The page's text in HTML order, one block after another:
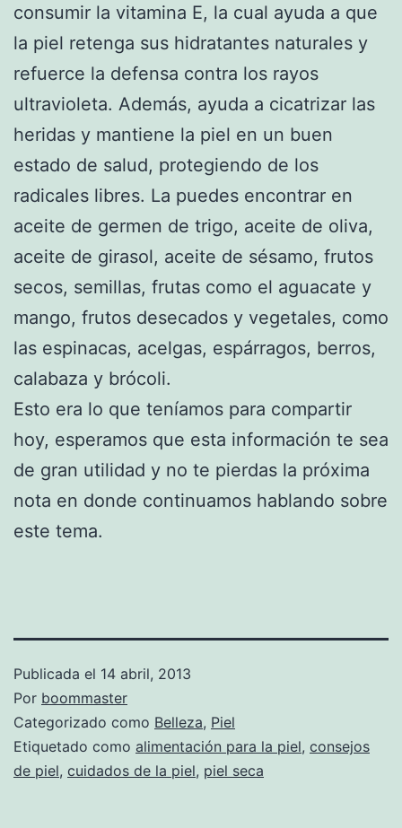
consumir la vitamina E, la cual ayuda a que
la piel retenga sus hidratantes naturales y
refuerce la defensa contra los rayos
ultravioleta. Además, ayuda a cicatrizar las
heridas y mantiene la piel en un buen
estado de salud, protegiendo de los
radicales libres. La puedes encontrar en
aceite de germen de trigo, aceite de oliva,
aceite de girasol, aceite de sésamo, frutos
secos, semillas, frutas como el aguacate y
mango, frutos desecados y vegetales, como
las espinacas, acelgas, espárragos, berros,
calabaza y brócoli.
Esto era lo que teníamos para compartir
hoy, esperamos que esta información te sea
de gran utilidad y no te pierdas la próxima
nota en donde continuamos hablando sobre
este tema.
Publicada el 14 abril, 2013
Por boommaster
Categorizado como Belleza, Piel
Etiquetado como alimentación para la piel, consejos
de piel, cuidados de la piel, piel seca